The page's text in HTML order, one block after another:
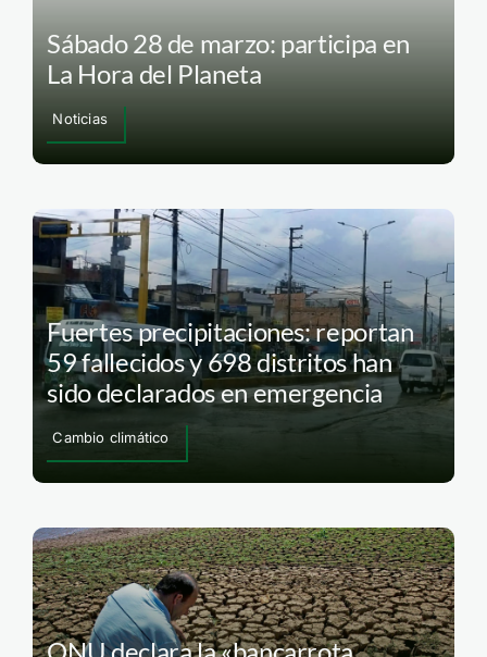
Sábado 28 de marzo: participa en
La Hora del Planeta
Noticias
Fuertes precipitaciones: reportan
59 fallecidos y 698 distritos han
sido declarados en emergencia
Cambio climático
ONU declara la «bancarrota